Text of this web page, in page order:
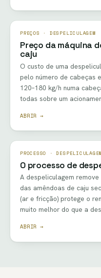
PREÇOS · DESPELICULAGEM
Preço da máquina
caju
O custo de uma
pelo número de cabeças
120–180 kg/h numa
todas sobre um
ABRIR →
PROCESSO · DESPELICULAGEM
O processo de
A despeliculagem
das amêndoas de caju
(ar e fricção) protege o
muito melhor do que a
ABRIR →